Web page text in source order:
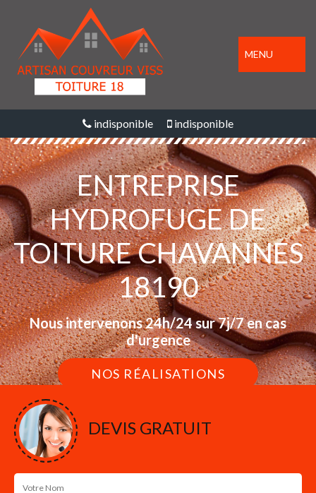
MENU
indisponible indisponible
ENTREPRISE
HYDROFUGE DE
TOITURE CHAVANNES
18190
Nous intervenons 24h/24 sur 7j/7 en cas
d'urgence
NOS RÉALISATIONS
DEVIS GRATUIT